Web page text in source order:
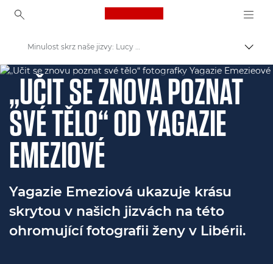
Canon Logo, back to
Canon
Vítejte ve VIEW
Minulost skrz naše jizvy: Lucy Edwardsová a Yagazie Emeziová
„UČIT SE ZNOVA POZNAT
SVÉ TĚLO“ OD YAGAZIE
EMEZIOVÉ
Yagazie Emeziová ukazuje krásu
skrytou v našich jizvách na této
ohromující fotografii ženy v Libérii.